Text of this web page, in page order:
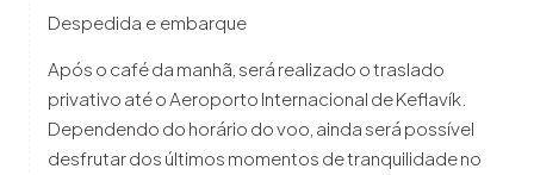
Despedida e embarque
Após o café da manhã, será realizado o traslado
privativo até o Aeroporto Internacional de Keflavík.
Dependendo do horário do voo, ainda será possível
desfrutar dos últimos momentos de tranquilidade no